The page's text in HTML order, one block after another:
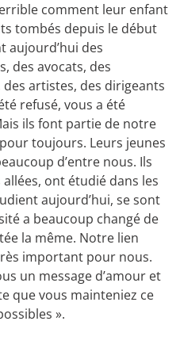
comment leur enfant
tombés depuis le début
aujourd’hui des
des avocats, des
artistes, des dirigeants
refusé, vous a été
ils font partie de notre
toujours. Leurs jeunes
d’entre nous. Ils
ont étudié dans les
aujourd’hui, se sont
a beaucoup changé de
la même. Notre lien
important pour nous.
un message d’amour et
que vous mainteniez ce
».